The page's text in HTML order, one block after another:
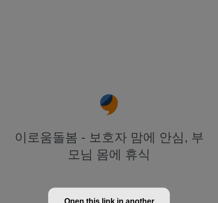
이로움돌봄 - 보호자 맘에 안심, 부
모님 몸에 휴식